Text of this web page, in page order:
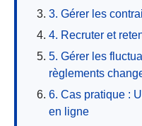
3. Gérer les
4. Recruter et
5. Gérer les
règlements
6. Cas pratique :
en ligne